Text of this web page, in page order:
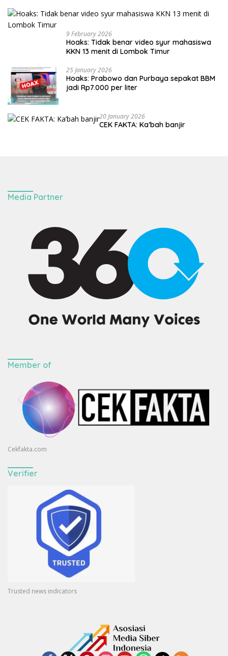
9 February 2026
Hoaks: Tidak benar video syur mahasiswa
KKN 13 menit di Lombok Timur
25 January 2026
Hoaks: Prabowo dan Purbaya sepakat BBM
jadi Rp7.000 per liter
20 January 2026
CEK FAKTA: Ka’bah banjir
Media Partner
Member of
Cekfakta.com
Verifier
Trusted news indicators